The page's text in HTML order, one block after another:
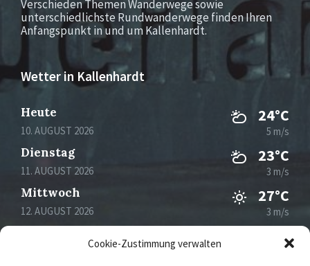
Cookie-Zustimmung verwalten
Verschieden Themen Wanderwege sowie
unterschiedlichste Rundwanderwege finden Ihren
Anfangspunkt in und um Kallenhardt.
Wetter in Kallenhardt
Heute
10. AUGUST 2026
24°C
5 m/s
Dienstag
11. AUGUST 2026
23°C
3 m/s
Mittwoch
12. AUGUST 2026
27°C
3 m/s
13. AUGUST 2026
30°C
3 m/s